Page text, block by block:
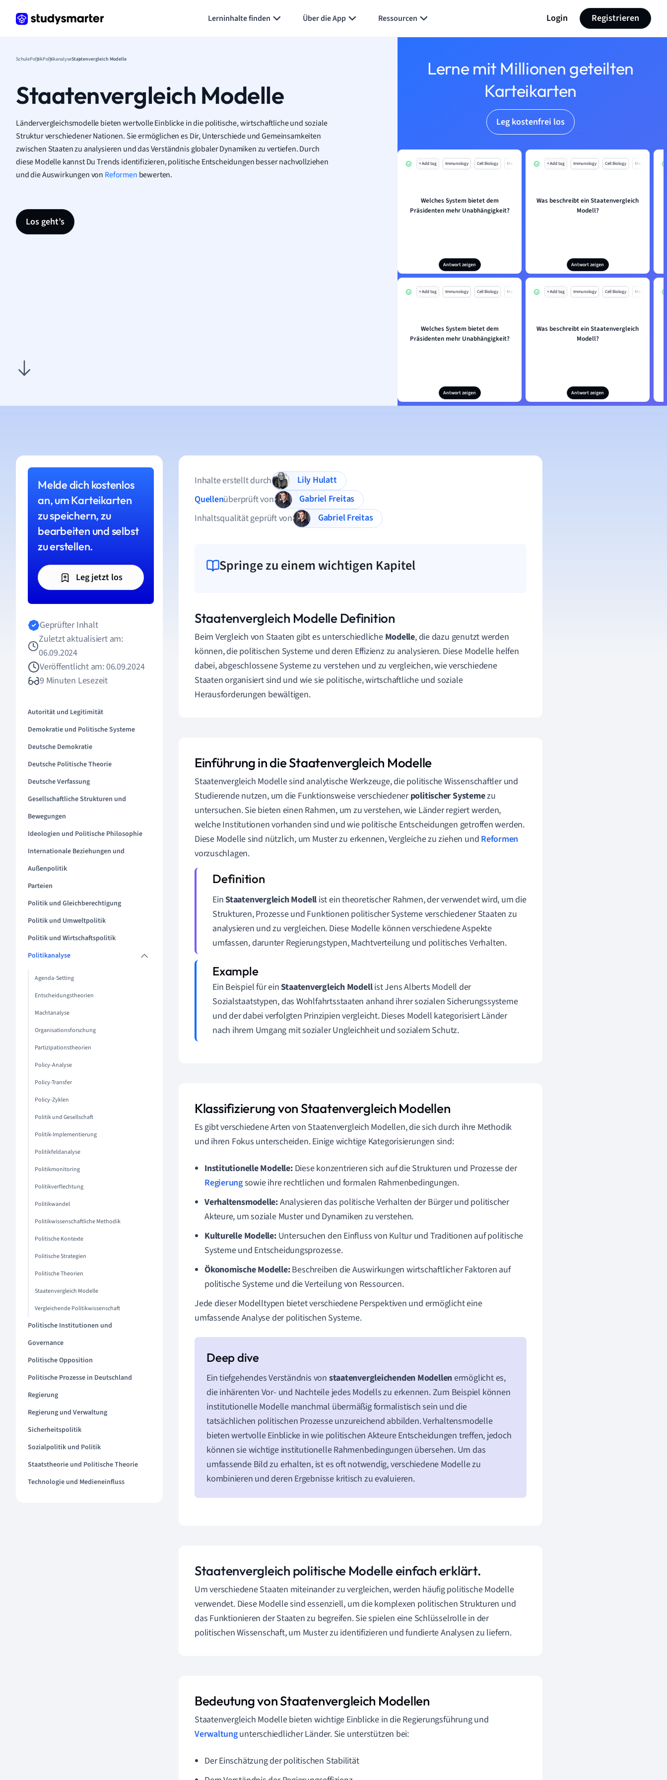
Lerninhalte finden Über die App Ressourcen Login Registrieren
SchulePolitikPolitikanalyseStaatenvergleich Modelle
Staatenvergleich Modelle
Ländervergleichsmodelle bieten wertvolle Einblicke in die politische, wirtschaftliche und soziale
Struktur verschiedener Nationen. Sie ermöglichen es Dir, Unterschiede und Gemeinsamkeiten
zwischen Staaten zu analysieren und das Verständnis globaler Dynamiken zu vertiefen. Durch
diese Modelle kannst Du Trends identifizieren, politische Entscheidungen besser nachvollziehen
und die Auswirkungen von Reformen bewerten.
Los geht’s
Lerne mit Millionen geteilten
Karteikarten
Leg kostenfrei los
+ Add tag Immunology Cell Biology Mo
Welches System bietet dem
Präsidenten mehr Unabhängigkeit?
Antwort zeigen
+ Add tag Immunology Cell Biology Mo
Was beschreibt ein Staatenvergleich
Modell?
Antwort zeigen
+ Add tag Immunology Cell Biology Mo
Welches System bietet dem
Präsidenten mehr Unabhängigkeit?
Antwort zeigen
+ Add tag Immunology Cell Biology Mo
Was beschreibt ein Staatenvergleich
Modell?
Antwort zeigen
Melde dich kostenlos
an, um Karteikarten
zu speichern, zu
bearbeiten und selbst
zu erstellen.
Leg jetzt los
Geprüfter Inhalt
Zuletzt aktualisiert am:
06.09.2024
Veröffentlicht am: 06.09.2024
9 Minuten Lesezeit
Autorität und Legitimität
Demokratie und Politische Systeme
Deutsche Demokratie
Deutsche Politische Theorie
Deutsche Verfassung
Gesellschaftliche Strukturen und
Bewegungen
Ideologien und Politische Philosophie
Internationale Beziehungen und
Außenpolitik
Parteien
Politik und Gleichberechtigung
Politik und Umweltpolitik
Politik und Wirtschaftspolitik
Politikanalyse
Agenda-Setting
Entscheidungstheorien
Machtanalyse
Organisationsforschung
Partizipationstheorien
Policy-Analyse
Policy-Transfer
Policy-Zyklen
Politik und Gesellschaft
Politik-Implementierung
Politikfeldanalyse
Politikmonitoring
Politikverflechtung
Politikwandel
Politikwissenschaftliche Methodik
Politische Kontexte
Politische Strategien
Politische Theorien
Staatenvergleich Modelle
Vergleichende Politikwissenschaft
Politische Institutionen und
Governance
Politische Opposition
Politische Prozesse in Deutschland
Regierung
Regierung und Verwaltung
Sicherheitspolitik
Sozialpolitik und Politik
Staatstheorie und Politische Theorie
Technologie und Medieneinfluss
Inhalte erstellt durch
Lily Hulatt
Quellenüberprüft von
Gabriel Freitas
Inhaltsqualität geprüft von
Gabriel Freitas
Springe zu einem wichtigen Kapitel
Staatenvergleich Modelle Definition
Beim Vergleich von Staaten gibt es unterschiedliche Modelle, die dazu genutzt werden
können, die politischen Systeme und deren Effizienz zu analysieren. Diese Modelle helfen
dabei, abgeschlossene Systeme zu verstehen und zu vergleichen, wie verschiedene
Staaten organisiert sind und wie sie politische, wirtschaftliche und soziale
Herausforderungen bewältigen.
Einführung in die Staatenvergleich Modelle
Staatenvergleich Modelle sind analytische Werkzeuge, die politische Wissenschaftler und
Studierende nutzen, um die Funktionsweise verschiedenerpolitischer Systemezu
untersuchen. Sie bieten einen Rahmen, um zu verstehen, wie Länder regiert werden,
welche Institutionen vorhanden sind und wie politische Entscheidungen getroffen werden.
Diese Modelle sind nützlich, um Muster zu erkennen, Vergleiche zu ziehen und Reformen
vorzuschlagen.
EinStaatenvergleich Modell ist ein theoretischer Rahmen, der verwendet wird, um die
Strukturen, Prozesse und Funktionen politischer Systeme verschiedener Staaten zu
analysieren und zu vergleichen. Diese Modelle können verschiedene Aspekte
umfassen, darunter Regierungstypen, Machtverteilung und politisches Verhalten.
Ein Beispiel für einStaatenvergleich Modellist Jens Alberts Modell der
Sozialstaatstypen, das Wohlfahrtsstaaten anhand ihrer sozialen Sicherungssysteme
und der dabei verfolgten Prinzipien vergleicht. Dieses Modell kategorisiert Länder
nach ihrem Umgang mit sozialer Ungleichheit und sozialem Schutz.
Klassifizierung von Staatenvergleich Modellen
Es gibt verschiedene Arten von Staatenvergleich Modellen, die sich durch ihre Methodik
und ihren Fokus unterscheiden. Einige wichtige Kategorisierungen sind:
Institutionelle Modelle:Diese konzentrieren sich auf die Strukturen und Prozesse der
Regierungsowie ihre rechtlichen und formalen Rahmenbedingungen.
Verhaltensmodelle:Analysieren das politische Verhalten der Bürger und politischer
Akteure, um soziale Muster und Dynamiken zu verstehen.
Kulturelle Modelle:Untersuchen den Einfluss von Kultur und Traditionen auf politische
Systeme und Entscheidungsprozesse.
Ökonomische Modelle:Beschreiben die Auswirkungen wirtschaftlicher Faktoren auf
politische Systeme und die Verteilung von Ressourcen.
Jede dieser Modelltypen bietet verschiedene Perspektiven und ermöglicht eine
umfassende Analyse der politischen Systeme.
Ein tiefgehendes Verständnis von staatenvergleichenden Modellenermöglicht es,
die inhärenten Vor- und Nachteile jedes Modells zu erkennen. Zum Beispiel können
institutionelle Modelle manchmal übermäßig formalistisch sein und die
tatsächlichen politischen Prozesse unzureichend abbilden. Verhaltensmodelle
bieten wertvolle Einblicke in wie politischen Akteure Entscheidungen treffen, jedoch
können sie wichtige institutionelle Rahmenbedingungen übersehen. Um das
umfassende Bild zu erhalten, ist es oft notwendig, verschiedene Modelle zu
kombinieren und deren Ergebnisse kritisch zu evaluieren.
Staatenvergleich politische Modelle einfach erklärt.
Um verschiedene Staaten miteinander zu vergleichen, werden häufig politische Modelle
verwendet. Diese Modelle sind essenziell, um die komplexen politischen Strukturen und
das Funktionieren der Staaten zu begreifen. Sie spielen eine Schlüsselrolle in der
politischen Wissenschaft, um Muster zu identifizieren und fundierte Analysen zu liefern.
Bedeutung von Staatenvergleich Modellen
Staatenvergleich Modelle bieten wichtige Einblicke in die Regierungsführung und
Verwaltungunterschiedlicher Länder. Sie unterstützen bei:
Der Einschätzung der politischen Stabilität